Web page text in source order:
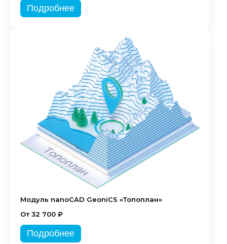
Подробнее
Модуль nanoCAD GeoniCS «Топоплан»
От 32 700 ₽
Подробнее